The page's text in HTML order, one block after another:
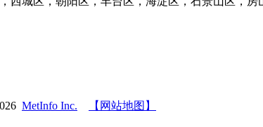
MetInfo Inc. 【网站地图】